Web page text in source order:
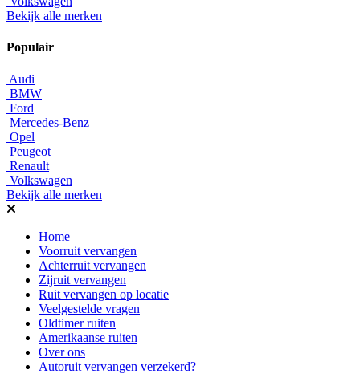
Bekijk alle merken
Populair
Audi
BMW
Ford
Mercedes-Benz
Opel
Peugeot
Renault
Volkswagen
Bekijk alle merken
Home
Voorruit vervangen
Achterruit vervangen
Zijruit vervangen
Ruit vervangen op locatie
Veelgestelde vragen
Oldtimer ruiten
Amerikaanse ruiten
Over ons
Autoruit vervangen verzekerd?